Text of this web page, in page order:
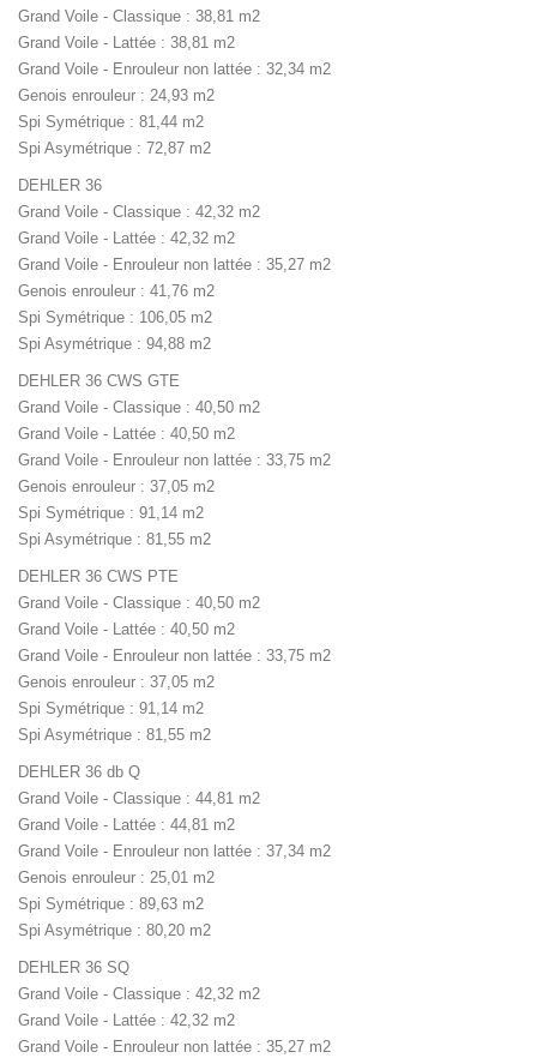
Grand Voile - Classique : 38,81 m2
Grand Voile - Lattée : 38,81 m2
Grand Voile - Enrouleur non lattée : 32,34 m2
Genois enrouleur : 24,93 m2
Spi Symétrique : 81,44 m2
Spi Asymétrique : 72,87 m2
DEHLER 36
Grand Voile - Classique : 42,32 m2
Grand Voile - Lattée : 42,32 m2
Grand Voile - Enrouleur non lattée : 35,27 m2
Genois enrouleur : 41,76 m2
Spi Symétrique : 106,05 m2
Spi Asymétrique : 94,88 m2
DEHLER 36 CWS GTE
Grand Voile - Classique : 40,50 m2
Grand Voile - Lattée : 40,50 m2
Grand Voile - Enrouleur non lattée : 33,75 m2
Genois enrouleur : 37,05 m2
Spi Symétrique : 91,14 m2
Spi Asymétrique : 81,55 m2
DEHLER 36 CWS PTE
Grand Voile - Classique : 40,50 m2
Grand Voile - Lattée : 40,50 m2
Grand Voile - Enrouleur non lattée : 33,75 m2
Genois enrouleur : 37,05 m2
Spi Symétrique : 91,14 m2
Spi Asymétrique : 81,55 m2
DEHLER 36 db Q
Grand Voile - Classique : 44,81 m2
Grand Voile - Lattée : 44,81 m2
Grand Voile - Enrouleur non lattée : 37,34 m2
Genois enrouleur : 25,01 m2
Spi Symétrique : 89,63 m2
Spi Asymétrique : 80,20 m2
DEHLER 36 SQ
Grand Voile - Classique : 42,32 m2
Grand Voile - Lattée : 42,32 m2
Grand Voile - Enrouleur non lattée : 35,27 m2